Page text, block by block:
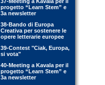
progetto “Learn Stem” e
3a newsletter
38-Bando di Europa
Creativa per sostenere le
opere letterarie europee
39-Contest "Ciak, Europa,
si vota"
40-Meeting a Kavala per il
progetto “Learn Stem” e
3a newsletter